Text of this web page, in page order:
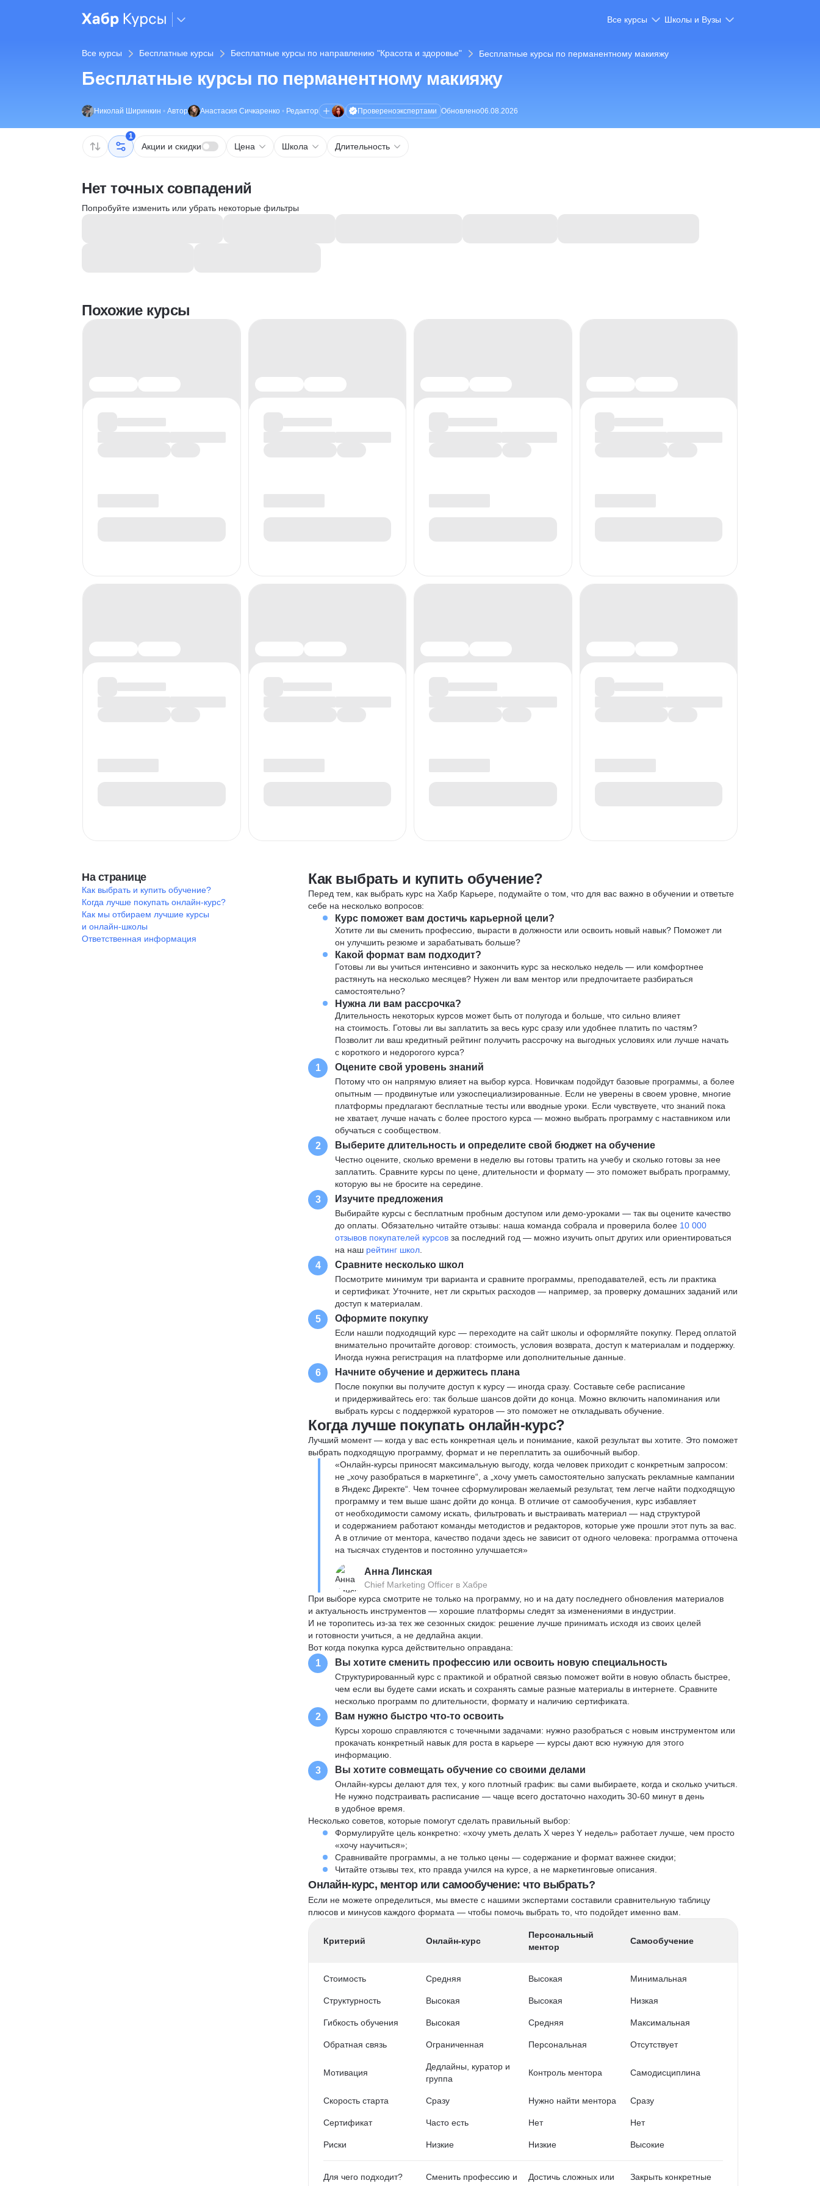
Все курсы Школы и Вузы
Все курсы Бесплатные курсы Бесплатные курсы по направлению "Красота и здоровье" Бесплатные курсы по перманентному макияжу
Бесплатные курсы по перманентному макияжу
Николай Ширинкин • Автор Анастасия Сичкаренко • Редактор Провереноэкспертами Обновлено06.08.2026
1
Акции и скидки Цена Школа Длительность
Нет точных совпадений
Попробуйте изменить или убрать некоторые фильтры
Похожие курсы
На странице
Как выбрать и купить обучение?
Когда лучше покупать онлайн-курс?
Как мы отбираем лучшие курсы
и онлайн-школы
Ответственная информация
Как выбрать и купить обучение?
Перед тем, как выбрать курс на Хабр Карьере, подумайте о том, что для вас важно в обучении и ответьте
себе на несколько вопросов:
Курс поможет вам достичь карьерной цели?
Хотите ли вы сменить профессию, вырасти в должности или освоить новый навык? Поможет ли
он улучшить резюме и зарабатывать больше?
Какой формат вам подходит?
Готовы ли вы учиться интенсивно и закончить курс за несколько недель — или комфортнее
растянуть на несколько месяцев? Нужен ли вам ментор или предпочитаете разбираться
самостоятельно?
Нужна ли вам рассрочка?
Длительность некоторых курсов может быть от полугода и больше, что сильно влияет
на стоимость. Готовы ли вы заплатить за весь курс сразу или удобнее платить по частям?
Позволит ли ваш кредитный рейтинг получить рассрочку на выгодных условиях или лучше начать
с короткого и недорогого курса?
1 Оцените свой уровень знаний
Потому что он напрямую влияет на выбор курса. Новичкам подойдут базовые программы, а более
опытным — продвинутые или узкоспециализированные. Если не уверены в своем уровне, многие
платформы предлагают бесплатные тесты или вводные уроки. Если чувствуете, что знаний пока
не хватает, лучше начать с более простого курса — можно выбрать программу с наставником или
обучаться с сообществом.
2 Выберите длительность и определите свой бюджет на обучение
Честно оцените, сколько времени в неделю вы готовы тратить на учебу и сколько готовы за нее
заплатить. Сравните курсы по цене, длительности и формату — это поможет выбрать программу,
которую вы не бросите на середине.
3 Изучите предложения
Выбирайте курсы с бесплатным пробным доступом или демо-уроками — так вы оцените качество
до оплаты. Обязательно читайте отзывы: наша команда собрала и проверила более 10 000
отзывов покупателей курсовза последний год — можно изучить опыт других или ориентироваться
на наш рейтинг школ
4 Сравните несколько школ
Посмотрите минимум три варианта и сравните программы, преподавателей, есть ли практика
и сертификат. Уточните, нет ли скрытых расходов — например, за проверку домашних заданий или
доступ к материалам.
5 Оформите покупку
Если нашли подходящий курс — переходите на сайт школы и оформляйте покупку. Перед оплатой
внимательно прочитайте договор: стоимость, условия возврата, доступ к материалам и поддержку.
Иногда нужна регистрация на платформе или дополнительные данные.
6 Начните обучение и держитесь плана
После покупки вы получите доступ к курсу — иногда сразу. Составьте себе расписание
и придерживайтесь его: так больше шансов дойти до конца. Можно включить напоминания или
выбрать курсы с поддержкой кураторов — это поможет не откладывать обучение.
Когда лучше покупать онлайн-курс?
Лучший момент — когда у вас есть конкретная цель и понимание, какой результат вы хотите. Это поможет
выбрать подходящую программу, формат и не переплатить за ошибочный выбор.
«Онлайн-курсы приносят максимальную выгоду, когда человек приходит с конкретным запросом:
не „хочу разобраться в маркетинге“, а „хочу уметь самостоятельно запускать рекламные кампании
в Яндекс Директе“. Чем точнее сформулирован желаемый результат, тем легче найти подходящую
программу и тем выше шанс дойти до конца. В отличие от самообучения, курс избавляет
от необходимости самому искать, фильтровать и выстраивать материал — над структурой
и содержанием работают команды методистов и редакторов, которые уже прошли этот путь за вас.
А в отличие от ментора, качество подачи здесь не зависит от одного человека: программа отточена
на тысячах студентов и постоянно улучшается»
Анна Линская
Chief Marketing Officer в Хабре
При выборе курса смотрите не только на программу, но и на дату последнего обновления материалов
и актуальность инструментов — хорошие платформы следят за изменениями в индустрии.
И не торопитесь из-за тех же сезонных скидок: решение лучше принимать исходя из своих целей
и готовности учиться, а не дедлайна акции.
Вот когда покупка курса действительно оправдана:
1 Вы хотите сменить профессию или освоить новую специальность
Структурированный курс с практикой и обратной связью поможет войти в новую область быстрее,
чем если вы будете сами искать и сохранять самые разные материалы в интернете. Сравните
несколько программ по длительности, формату и наличию сертификата.
2 Вам нужно быстро что-то освоить
Курсы хорошо справляются с точечными задачами: нужно разобраться с новым инструментом или
прокачать конкретный навык для роста в карьере — курсы дают всю нужную для этого
информацию.
3 Вы хотите совмещать обучение со своими делами
Онлайн-курсы делают для тех, у кого плотный график: вы сами выбираете, когда и сколько учиться.
Не нужно подстраивать расписание — чаще всего достаточно находить 30-60 минут в день
в удобное время.
Несколько советов, которые помогут сделать правильный выбор:
Формулируйте цель конкретно: «хочу уметь делать X через Y недель» работает лучше, чем просто
«хочу научиться»;
Сравнивайте программы, а не только цены — содержание и формат важнее скидки;
Читайте отзывы тех, кто правда учился на курсе, а не маркетинговые описания.
Онлайн-курс, ментор или самообучение: что выбрать?
Если не можете определиться, мы вместе с нашими экспертами составили сравнительную таблицу
плюсов и минусов каждого формата — чтобы помочь выбрать то, что подойдет именно вам.
Критерий Онлайн-курс
Персональный
ментор
Самообучение
Стоимость Средняя Высокая Минимальная
Структурность Высокая Высокая Низкая
Гибкость обучения Высокая Средняя Максимальная
Обратная связь Ограниченная Персональная Отсутствует
Мотивация
Дедлайны, куратор и
группа
Контроль ментора Самодисциплина
Скорость старта Сразу Нужно найти ментора Сразу
Сертификат Часто есть Нет Нет
Риски Низкие Низкие Высокие
Для чего подходит?
Сменить профессию и
Достичь сложных или
Закрыть конкретные